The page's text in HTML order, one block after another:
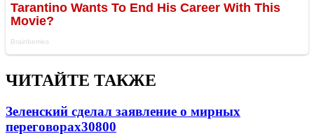
ЧИТАЙТЕ ТАКЖЕ
Зеленский сделал заявление о мирных
переговорах30800